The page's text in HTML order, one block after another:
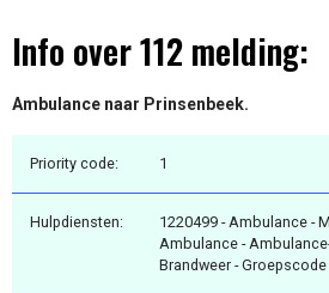
Info over 112 melding:
Ambulance naar Prinsenbeek.
Priority code: 1
Hulpdiensten:
1220499 - Ambulance -
Ambulance -
Brandweer - Groepscode